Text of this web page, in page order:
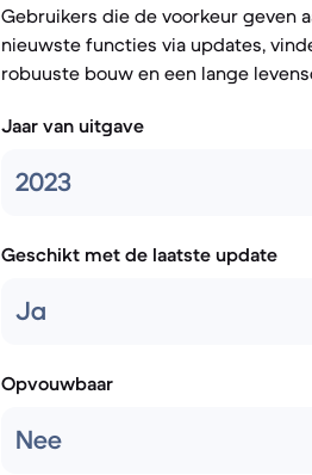
Gebruikers die de voorkeur geven
nieuwste functies via updates,
robuuste bouw en een lange
Jaar van uitgave
2023
Geschikt met de laatste update
Ja
Opvouwbaar
Nee